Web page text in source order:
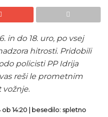
in do 18. uro, po vsej
hitrosti. Pridobili
policisti PP Idrija
reši le prometnim
14:20 | besedilo: spletno